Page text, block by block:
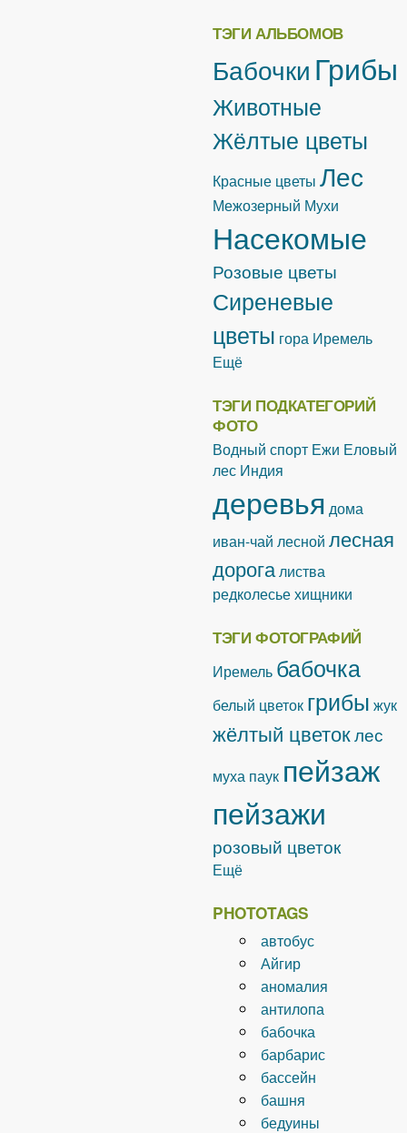
ТЭГИ АЛЬБОМОВ
БабочкиГрибы
Животные
Жёлтые цветы
Красные цветы Лес
Межозерный Мухи
Насекомые
Розовые цветы
Сиреневые
цветы гора Иремель
Ещё
ТЭГИ ПОДКАТЕГОРИЙ
ФОТО
Водный спорт Ежи Еловый
лес Индия
деревья дома
иван-чай лесной лесная
дорога листва
редколесьехищники
ТЭГИ ФОТОГРАФИЙ
Иремель бабочка
белый цветок грибы жук
жёлтый цветоклес
муха паук пейзаж
пейзажи
розовый цветок
Ещё
PHOTOTAGS
автобус
Айгир
аномалия
антилопа
бабочка
барбарис
бассейн
башня
бедуины